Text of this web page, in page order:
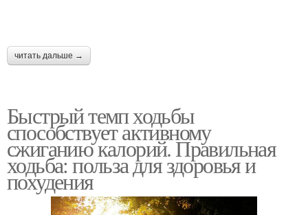
читать дальше →
Быстрый темп ходьбы
способствует активному
сжиганию калорий. Правильная
ходьба: польза для здоровья и
похудения